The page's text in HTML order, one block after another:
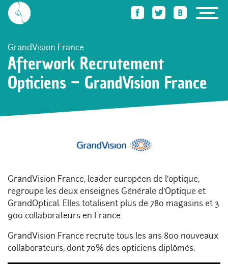
GrandVision France
Afterwork Recrutement
Opticiens – GrandVision France
GrandVision France, leader européen de l’optique,
regroupe les deux enseignes Générale d’Optique et
GrandOptical. Elles totalisent plus de 780 magasins et 3
900 collaborateurs en France.
GrandVision France recrute tous les ans 800 nouveaux
collaborateurs, dont 70% des opticiens diplômés.